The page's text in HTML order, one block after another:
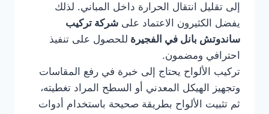
إلى تقليل انتقال الحرارة داخل المباني. لذلك
يفضل الكثيرون الاعتماد على شركة تركيب
ساندوتش بانل في الفجيرة للحصول على تنفيذ
احترافي ومضمون.
تركيب الألواح يحتاج إلى خبرة في رفع المقاسات
وتجهيز الهيكل المعدني أو السطح المراد تغطيته،
ثم تثبيت الألواح بطريقة صحيحة باستخدام أدوات